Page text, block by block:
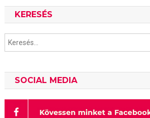
KERESÉS
SOCIAL MEDIA